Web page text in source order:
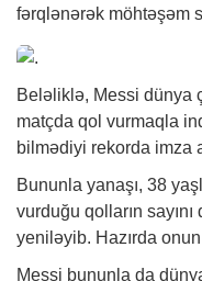
fərqlənərək möhtəşəm
Beləliklə, Messi dünya
matçda qol vurmaqla
bilmədiyi rekorda imza
Bununla yanaşı, 38
vurduğu qolların
yeniləyib. Hazırda
Messi bununla da